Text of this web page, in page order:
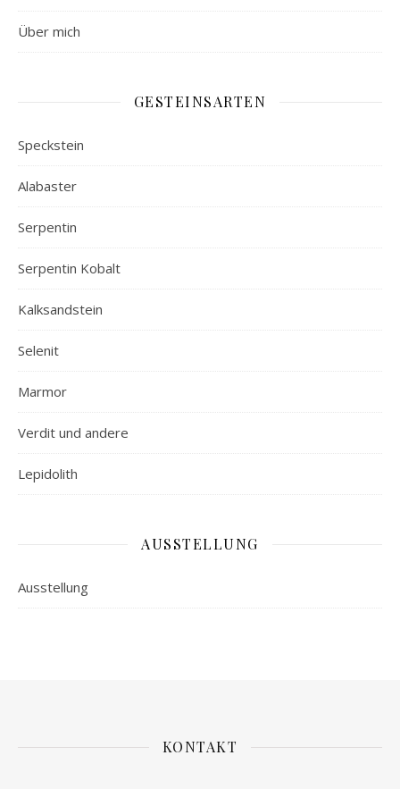
Über mich
GESTEINSARTEN
Speckstein
Alabaster
Serpentin
Serpentin Kobalt
Kalksandstein
Selenit
Marmor
Verdit und andere
Lepidolith
AUSSTELLUNG
Ausstellung
KONTAKT